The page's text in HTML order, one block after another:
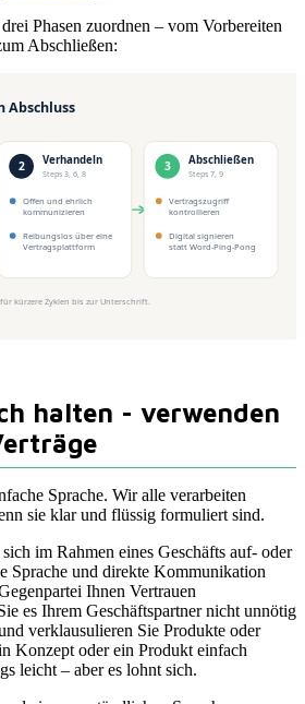
Phasen zuordnen – vom Vorbereiten
Abschließen:
halten - verwenden
Sprache. Wir alle verarbeiten
sie klar und flüssig formuliert sind.
im Rahmen eines Geschäfts auf- oder
Sprache und direkte Kommunikation
Ihnen Vertrauen
es Ihrem Geschäftspartner nicht unnötig
verklausulieren Sie Produkte oder
Konzept oder ein Produkt einfach
leicht – aber es lohnt sich.